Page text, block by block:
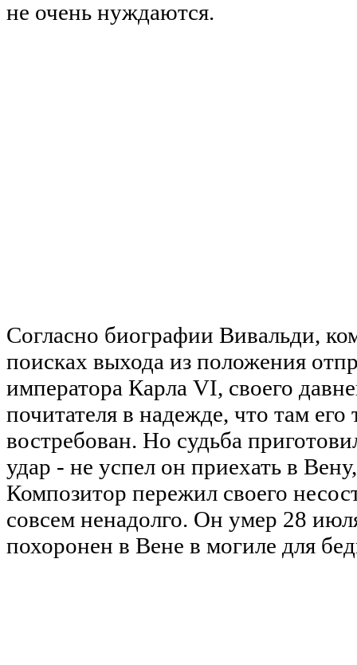
не очень нуждаются.
Согласно биографии Вивальди,
поисках выхода из положения
императора Карла VI, своего
почитателя в надежде, что там его
востребован. Но судьба
удар - не успел он приехать в
Композитор пережил своего
совсем ненадолго. Он умер 28
похоронен в Вене в могиле для